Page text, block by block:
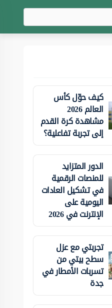
كيف حوّل كأس
العالم 2026
مشاهدة كرة القدم
إلى تجربة تفاعلية؟
الدور المتزايد
للمنصات الرقمية
في تشكيل العادات
اليومية على
الإنترنت في 2026
تجربتي مع عزل
سطح بيتي من
تسربات الأمطار في
جدة